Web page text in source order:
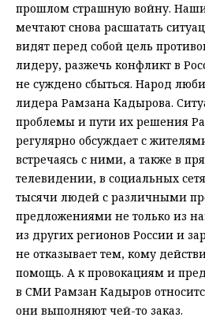
прошлом страшную войну.
мечтают снова расшатать
видят перед собой цель
лидеру, разжечь конфликт в
не суждено сбыться. Народ
лидера Рамзана Кадырова.
проблемы и пути их решения
регулярно обсуждает с
встречаясь с ними, а также в
телевидении, в социальных
тысячи людей с различными
предложениями не только из
из других регионов России и
не отказывает тем, кому
помощь. А к провокациям и
в СМИ Рамзан Кадыров
они выполняют чей-то заказ.